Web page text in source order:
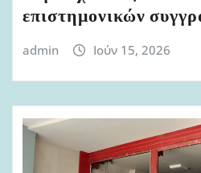
επιστημονικών
admin Ιούν 15, 2026